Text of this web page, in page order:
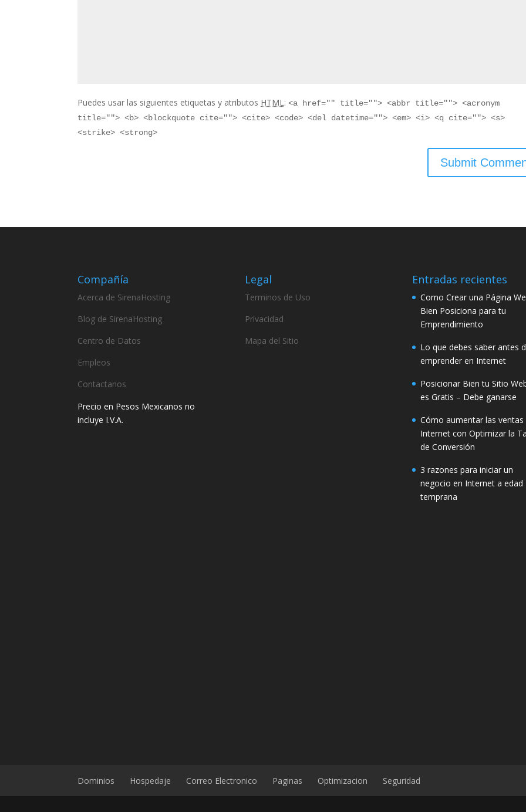
Puedes usar las siguientes etiquetas y atributos HTML: <a href="" title=""> <abbr title=""> <acronym
title=""> <b> <blockquote cite=""> <cite> <code> <del datetime=""> <em> <i> <q cite=""> <s>
<strike> <strong>
Compañía
Acerca de SirenaHosting
Blog de SirenaHosting
Centro de Datos
Empleos
Contactanos
Precio en Pesos Mexicanos no
incluye I.V.A.
Legal
Terminos de Uso
Privacidad
Mapa del Sitio
Entradas recientes
Como Crear una Página
Bien Posiciona para tu
Emprendimiento
Lo que debes saber antes
emprender en Internet
Posicionar Bien tu Sitio
es Gratis – Debe ganarse
Cómo aumentar las ventas
Internet con Optimizar la
de Conversión
3 razones para iniciar un
negocio en Internet a edad
temprana
Dominios Hospedaje Correo Electronico Paginas Optimizacion Seguridad